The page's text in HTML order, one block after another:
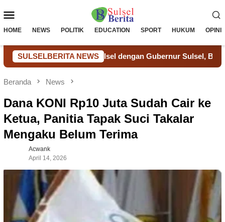
ke
Mobile
HOME NEWS POLITIK EDUCATION SPORT HUKUM OPINI
SULSELBERITA NEWS
Ditjenpas Sulsel dengan Gubernur Sulsel, Bahas Sinergi dan
Beranda News
Dana KONI Rp10 Juta Sudah Cair ke
Ketua, Panitia Tapak Suci Takalar
Mengaku Belum Terima
Acwank
April 14, 2026